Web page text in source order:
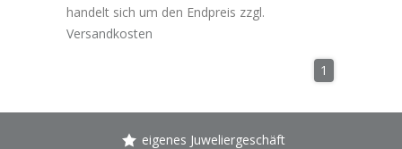
handelt sich um den Endpreis zzgl.
Versandkosten
1
eigenes Juweliergeschäft